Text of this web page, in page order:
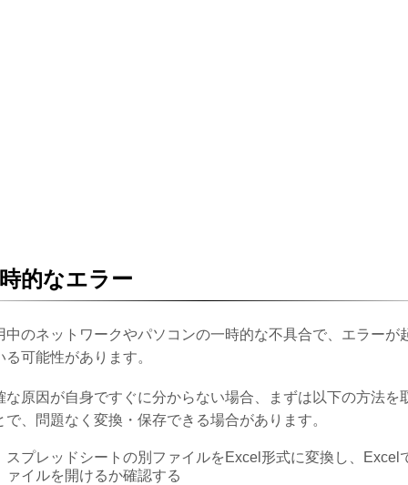
的なエラー
中のネットワークやパソコンの一時的な不具合で、エラーが
る可能性があります。
な原因が自身ですぐに分からない場合、まずは以下の方法を
で、問題なく変換・保存できる場合があります。
スプレッドシートの別ファイルをExcel形式に変換し、Excel
ァイルを開けるか確認する